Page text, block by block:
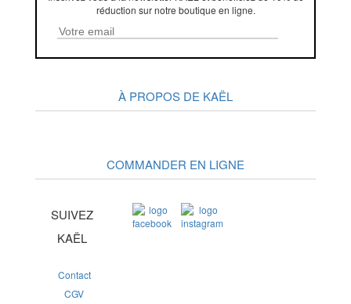
COMMANDER EN LIGNE
À PROPOS DE KAËL
réduction sur notre boutique en ligne.
Contact
CGV
SUIVEZ
KAËL